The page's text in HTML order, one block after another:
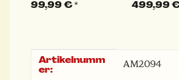
lang | braun
99,99 €* 499,99
Produkteigenschaft
Wert
Artikelnumm
er:
AM2094